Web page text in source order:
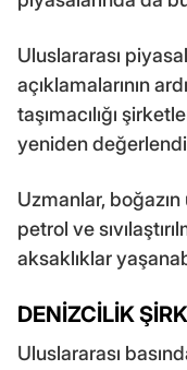
Uluslararası
açıklamalarının
taşımacılığı
yeniden
Uzmanlar,
petrol ve
aksaklıklar
DENİZCİLİK
Uluslararası